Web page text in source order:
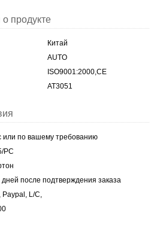
продукте
Китай
AUTO
ISO9001:2000,CE
AT3051
или по вашему требованию
PC
дней после подтверждения заказа
Paypal, L/C,